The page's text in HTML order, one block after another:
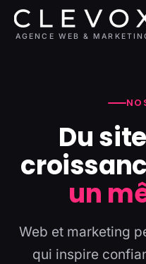
AGENCE WEB &
Du
un
Web et marketing
qui inspire